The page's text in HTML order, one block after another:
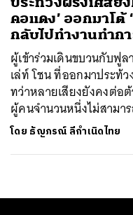
คอแดง’ ออกมาโต้
กลับไปทำงานทำก
ผู้เข้าร่วมเดินขบวนกับฟู
เล่ท์ โชน ที่ออกมาประท้
ทว่าหลายเสียงยังคงต่อ
ผู้คนจำนวนหนึ่งไม่สามา
โดย ธัญภรณ์ ลีกำเนิดไทย